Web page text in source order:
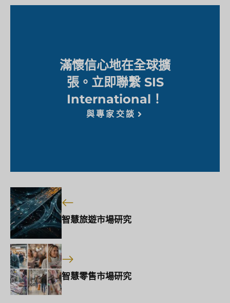
滿懷信心地在全球擴
張。立即聯繫 SIS
International！
與專家交談
智慧旅遊市場研究
智慧零售市場研究